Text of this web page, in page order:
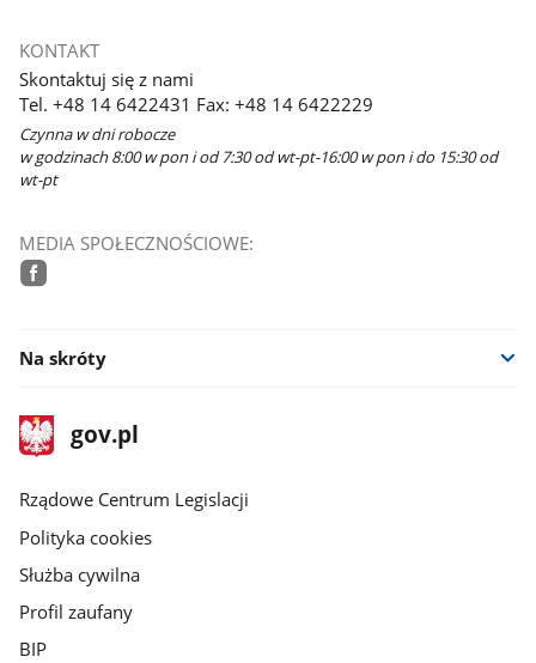
KONTAKT
Skontaktuj się z nami
Tel. +48 14 6422431 Fax: +48 14 6422229
Czynna w dni robocze
w godzinach 8:00 w pon i od 7:30 od wt-pt-16:00 w pon i do 15:30 od
wt-pt
MEDIA SPOŁECZNOŚCIOWE:
Na skróty
stopka
gov.plStrona
gov.pl
Rządowe Centrum Legislacji
Polityka cookies
Służba cywilna
Profil zaufany
BIP